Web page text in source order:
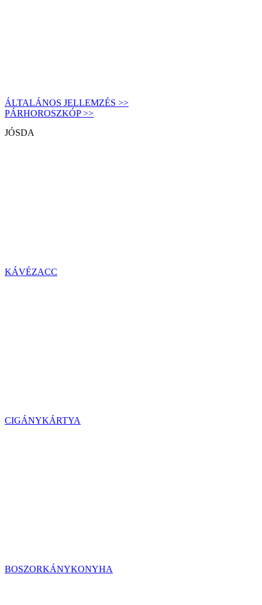
ÁLTALÁNOS JELLEMZÉS >>
PÁRHOROSZKÓP >>
JÓSDA
KÁVÉZACC
CIGÁNYKÁRTYA
BOSZORKÁNYKONYHA